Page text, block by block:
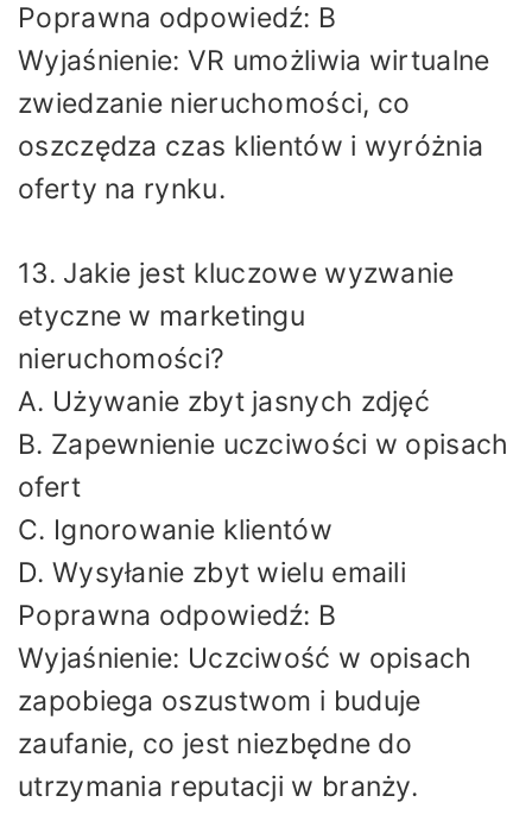
Poprawna odpowiedź: B
Wyjaśnienie: VR umożliwia wirtualne
zwiedzanie nieruchomości, co
oszczędza czas klientów i wyróżnia
oferty na rynku.
13. Jakie jest kluczowe wyzwanie
etyczne w marketingu
nieruchomości?
A. Używanie zbyt jasnych zdjęć
B. Zapewnienie uczciwości w opisach
ofert
C. Ignorowanie klientów
D. Wysyłanie zbyt wielu emaili
Poprawna odpowiedź: B
Wyjaśnienie: Uczciwość w opisach
zapobiega oszustwom i buduje
zaufanie, co jest niezbędne do
utrzymania reputacji w branży.